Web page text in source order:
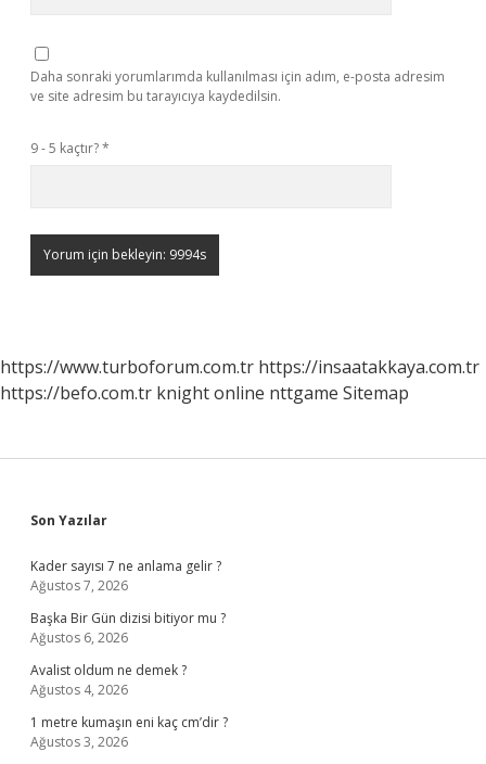
Daha sonraki yorumlarımda kullanılması için adım, e-posta adresim
ve site adresim bu tarayıcıya kaydedilsin.
9 - 5 kaçtır?*
https://www.turboforum.com.tr https://insaatakkaya.com.tr
https://befo.com.tr knight online nttgame Sitemap
Sidebar
Son Yazılar
Kader sayısı 7 ne anlama gelir ?
Ağustos 7, 2026
Başka Bir Gün dizisi bitiyor mu ?
Ağustos 6, 2026
Avalist oldum ne demek ?
Ağustos 4, 2026
1 metre kumaşın eni kaç cm’dir ?
Ağustos 3, 2026